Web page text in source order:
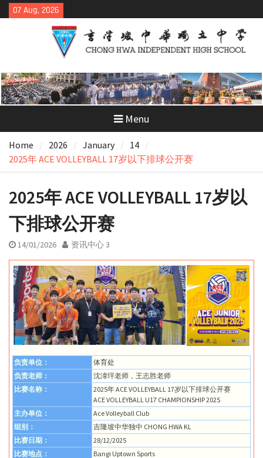
Skip
to
07 Aug, 2026
Menu
Home 2026 January
14
2025年 ACE VOLLEYBALL 17岁以下排球公开赛
2025年 ACE VOLLEYBALL 17岁以
下排球公开赛
14/01/2026 资讯中心 3
负责单位：
体育处
负责老师：
沈湋玶老师，王志胜老师
比赛名称：
2025年 ACE VOLLEYBALL 17岁以下排球公开赛
ACE VOLLEYBALL U17 CHAMPIONSHIP 2025
主办单位：
Ace Volleyball Club
组别：
吉隆坡中华独中 CHONG HWA KL
比赛日期：
28/12/2025
比赛地点：
Bangi Uptown Sports